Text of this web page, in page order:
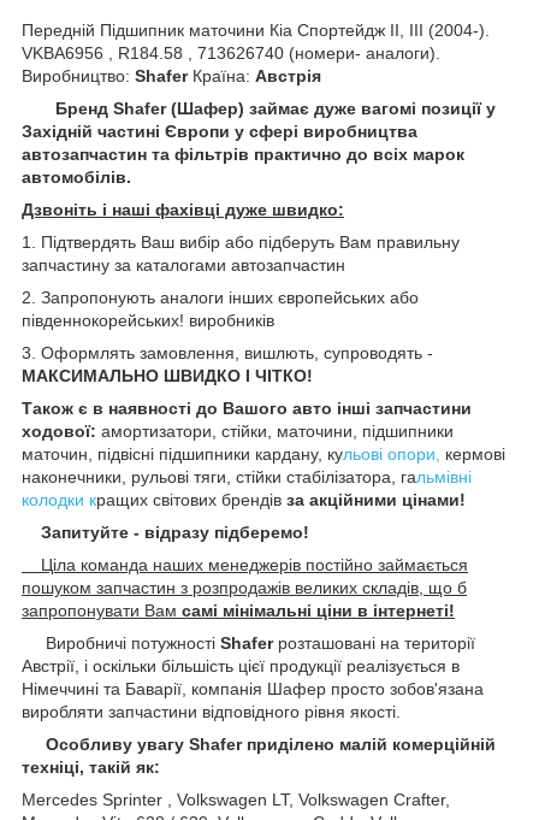
Передній Підшипник маточини Кіа Спортейдж II, III (2004-).
VKBA6956 , R184.58 , 713626740 (номери- аналоги).
Виробництво: ShaferКраїна: Австрія
Бренд Shafer (Шафер) займає дуже вагомі позиції у
Західній частині Європи у сфері виробництва
автозапчастин та фільтрів практично до всіх марок
автомобілів.
Дзвоніть і наші фахівці дуже швидко:
1. Підтвердять Ваш вибір або підберуть Вам правильну
запчастину за каталогами автозапчастин
2. Запропонують аналоги інших європейських або
південнокорейських! виробників
3. Оформлять замовлення, вишлють, супроводять -
МАКСИМАЛЬНО ШВИДКО І ЧІТКО!
Також є в наявності до Вашого авто інші запчастини
ходової: амортизатори, стійки, маточини , підшипники
маточин,
підвісні підшипники кардану, кульові опори, кермові
наконечники, рульові тяги, стійки стабілізатора, гальмівні
колодки кращих світових брендів за акційними цінами!
Запитуйте - відразу підберемо!
Ціла команда наших менеджерів постійно займається
пошуком запчастин з розпродажів великих складів, що б
запропонувати Вам самі мінімальні ціни в інтернеті!
Виробничі потужності Shaferрозташовані на території
Австрії, і оскільки більшість цієї продукції реалізується в
Німеччині та Баварії, компанія Шафер просто зобов'язана
виробляти запчастини відповідного рівня якості.
Особливу увагу Shafer приділено малій комерційній
техніці, такій як:
Mercedes Sprinter , Volkswagen LT, Volkswagen Crafter,